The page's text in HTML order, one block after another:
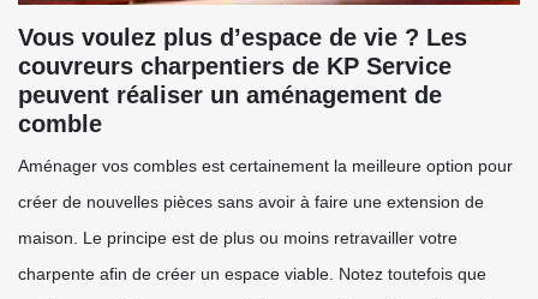
Vous voulez plus d’espace de vie ? Les
couvreurs charpentiers de KP Service
peuvent réaliser un aménagement de
comble
Aménager vos combles est certainement la meilleure option pour
créer de nouvelles pièces sans avoir à faire une extension de
maison. Le principe est de plus ou moins retravailler votre
charpente afin de créer un espace viable. Notez toutefois que